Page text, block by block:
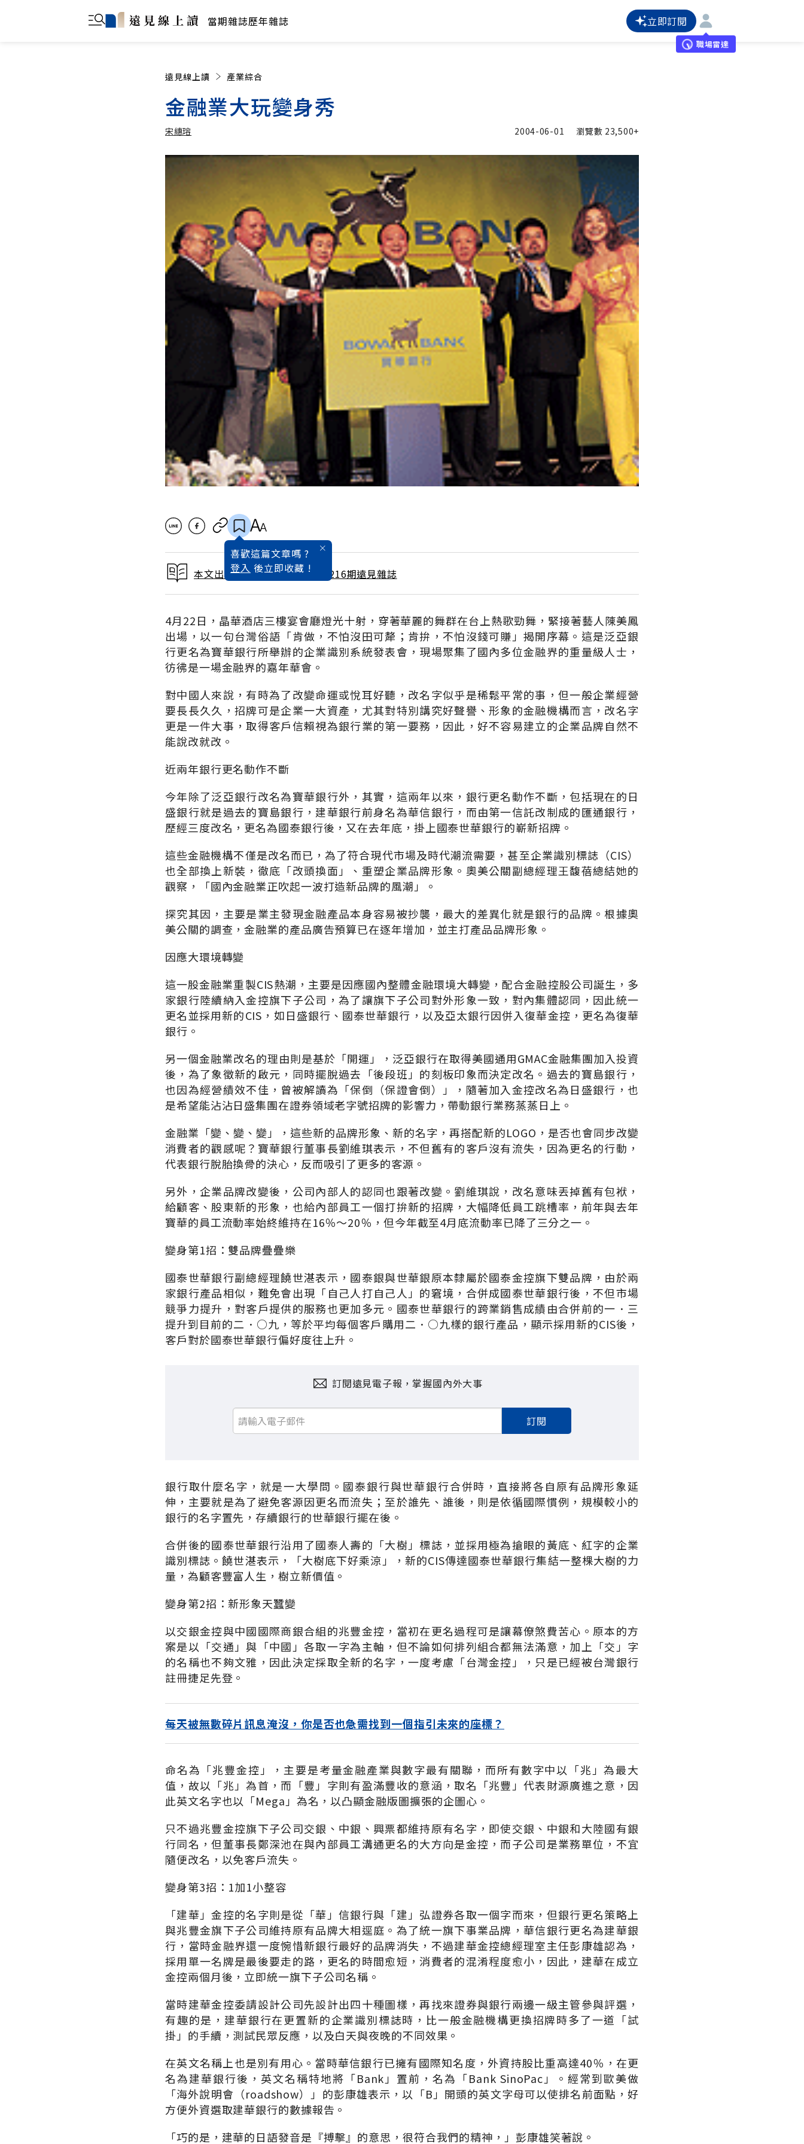
當期雜誌歷年雜誌 立即訂閱
職場雷達
遠見線上讀 產業綜合
金融業大玩變身秀
宋繐瑢
宋繐瑢 加入追蹤
2004-06-01 瀏覽數 23,500+
喜歡這篇文章嗎 ?
登入 後立即收藏 !
本文出自 2004 / 6月號雜誌 第216期遠見雜誌
4月22日，晶華酒店三樓宴會廳燈光十射，穿著華麗的舞群在台上熱歌勁舞，緊接著藝人陳美鳳
出場，以一句台灣俗語「肯做，不怕沒田可犛；肯拚，不怕沒錢可賺」揭開序幕。這是泛亞銀
行更名為寶華銀行所舉辦的企業識別系統發表會，現場聚集了國內多位金融界的重量級人士，
彷彿是一場金融界的嘉年華會。
對中國人來說，有時為了改變命運或悅耳好聽，改名字似乎是稀鬆平常的事，但一般企業經營
要長長久久，招牌可是企業一大資產，尤其對特別講究好聲譽、形象的金融機構而言，改名字
更是一件大事，取得客戶信賴視為銀行業的第一要務，因此，好不容易建立的企業品牌自然不
能說改就改。
近兩年銀行更名動作不斷
今年除了泛亞銀行改名為寶華銀行外，其實，這兩年以來，銀行更名動作不斷，包括現在的日
盛銀行就是過去的寶島銀行，建華銀行前身名為華信銀行，而由第一信託改制成的匯通銀行，
歷經三度改名，更名為國泰銀行後，又在去年底，掛上國泰世華銀行的嶄新招牌。
這些金融機構不僅是改名而已，為了符合現代市場及時代潮流需要，甚至企業識別標誌（CIS）
也全部換上新裝，徹底「改頭換面」、重塑企業品牌形象。奧美公關副總經理王馥蓓總結她的
觀察，「國內金融業正吹起一波打造新品牌的風潮」。
探究其因，主要是業主發現金融產品本身容易被抄襲，最大的差異化就是銀行的品牌。根據奧
美公關的調查，金融業的產品廣告預算已在逐年增加，並主打產品品牌形象。
因應大環境轉變
這一股金融業重製CIS熱潮，主要是因應國內整體金融環境大轉變，配合金融控股公司誕生，多
家銀行陸續納入金控旗下子公司，為了讓旗下子公司對外形象一致，對內集體認同，因此統一
更名並採用新的CIS，如日盛銀行、國泰世華銀行，以及亞太銀行因併入復華金控，更名為復華
銀行。
另一個金融業改名的理由則是基於「開運」，泛亞銀行在取得美國通用GMAC金融集團加入投資
後，為了象徵新的啟元，同時擺脫過去「後段班」的刻板印象而決定改名。過去的寶島銀行，
也因為經營績效不佳，曾被解讀為「保倒（保證會倒）」，隨著加入金控改名為日盛銀行，也
是希望能沾沾日盛集團在證券領域老字號招牌的影響力，帶動銀行業務蒸蒸日上。
金融業「變、變、變」，這些新的品牌形象、新的名字，再搭配新的LOGO，是否也會同步改變
消費者的觀感呢？寶華銀行董事長劉維琪表示，不但舊有的客戶沒有流失，因為更名的行動，
代表銀行脫胎換骨的決心，反而吸引了更多的客源。
另外，企業品牌改變後，公司內部人的認同也跟著改變。劉維琪說，改名意味丟掉舊有包袱，
給顧客、股東新的形象，也給內部員工一個打拚新的招牌，大幅降低員工跳槽率，前年與去年
寶華的員工流動率始終維持在16％～20％，但今年截至4月底流動率已降了三分之一。
變身第1招：雙品牌疊疊樂
國泰世華銀行副總經理饒世湛表示，國泰銀與世華銀原本隸屬於國泰金控旗下雙品牌，由於兩
家銀行產品相似，難免會出現「自己人打自己人」的窘境，合併成國泰世華銀行後，不但市場
競爭力提升，對客戶提供的服務也更加多元。國泰世華銀行的跨業銷售成績由合併前的一．三
提升到目前的二．○九，等於平均每個客戶購用二．○九樣的銀行產品，顯示採用新的CIS後，
客戶對於國泰世華銀行偏好度往上升。
訂閱遠見電子報，掌握國內外大事
訂閱
銀行取什麼名字，就是一大學問。國泰銀行與世華銀行合併時，直接將各自原有品牌形象延
伸，主要就是為了避免客源因更名而流失；至於誰先、誰後，則是依循國際慣例，規模較小的
銀行的名字置先，存續銀行的世華銀行擺在後。
合併後的國泰世華銀行沿用了國泰人壽的「大樹」標誌，並採用極為搶眼的黃底、紅字的企業
識別標誌。饒世湛表示，「大樹底下好乘涼」，新的CIS傳達國泰世華銀行集結一整棵大樹的力
量，為顧客豐富人生，樹立新價值。
變身第2招：新形象天蠶變
以交銀金控與中國國際商銀合組的兆豐金控，當初在更名過程可是讓幕僚煞費苦心。原本的方
案是以「交通」與「中國」各取一字為主軸，但不論如何排列組合都無法滿意，加上「交」字
的名稱也不夠文雅，因此決定採取全新的名字，一度考慮「台灣金控」，只是已經被台灣銀行
註冊捷足先登。
每天被無數碎片訊息淹沒，你是否也急需找到一個指引未來的座標？
命名為「兆豐金控」，主要是考量金融產業與數字最有關聯，而所有數字中以「兆」為最大
值，故以「兆」為首，而「豐」字則有盈滿豐收的意涵，取名「兆豐」代表財源廣進之意，因
此英文名字也以「Mega」為名，以凸顯金融版圖擴張的企圖心。
只不過兆豐金控旗下子公司交銀、中銀、興票都維持原有名字，即使交銀、中銀和大陸國有銀
行同名，但董事長鄭深池在與內部員工溝通更名的大方向是金控，而子公司是業務單位，不宜
隨便改名，以免客戶流失。
變身第3招：1加1小整容
「建華」金控的名字則是從「華」信銀行與「建」弘證券各取一個字而來，但銀行更名策略上
與兆豐金旗下子公司維持原有品牌大相逕庭。為了統一旗下事業品牌，華信銀行更名為建華銀
行，當時金融界還一度惋惜新銀行最好的品牌消失，不過建華金控總經理室主任彭康雄認為，
採用單一名牌是最後要走的路，更名的時間愈短，消費者的混淆程度愈小，因此，建華在成立
金控兩個月後，立即統一旗下子公司名稱。
當時建華金控委請設計公司先設計出四十種圖樣，再找來證券與銀行兩邊一級主管參與評選，
有趣的是，建華銀行在更置新的企業識別標誌時，比一般金融機構更換招牌時多了一道「試
掛」的手續，測試民眾反應，以及白天與夜晚的不同效果。
在英文名稱上也是別有用心。當時華信銀行已擁有國際知名度，外資持股比重高達40％，在更
名為建華銀行後，英文名稱特地將「Bank」置前，名為「Bank SinoPac」。經常到歐美做
「海外說明會（roadshow）」的彭康雄表示，以「B」開頭的英文字母可以使排名前面點，好
方便外資選取建華銀行的數據報告。
「巧的是，建華的日語發音是『搏擊』的意思，很符合我們的精神，」彭康雄笑著說。